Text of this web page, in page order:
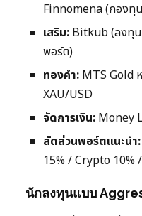
Finnomena (กองทุ
เสริม: Bitkub (ลงทุ
พอร์ต)
ทองคำ: MTS Gold
XAU/USD
จัดการเงิน: Money
สัดส่วนพอร์ตแนะนำ:
15% / Crypto 10%
นักลงทุนแบบ